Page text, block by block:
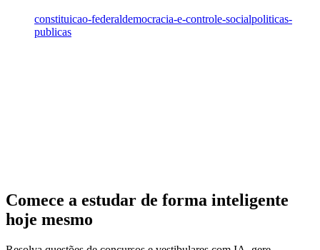
constituicao-federaldemocracia-e-controle-socialpoliticas-
publicas
Comece a estudar de forma inteligente
hoje mesmo